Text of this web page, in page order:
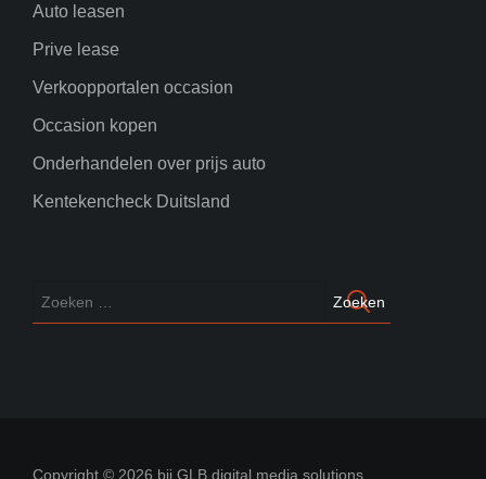
Auto leasen
Prive lease
Verkoopportalen occasion
Occasion kopen
Onderhandelen over prijs auto
Kentekencheck Duitsland
Copyright © 2026 bij GLB digital media solutions